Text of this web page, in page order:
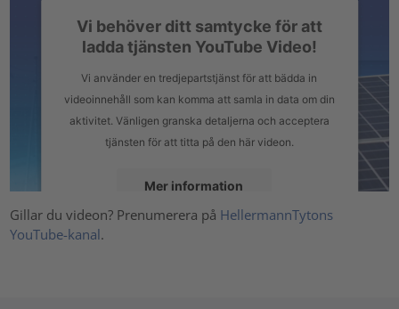
Vi behöver ditt samtycke för att
ladda tjänsten YouTube Video!
Vi använder en tredjepartstjänst för att bädda in
videoinnehåll som kan komma att samla in data om din
aktivitet. Vänligen granska detaljerna och acceptera
tjänsten för att titta på den här videon.
Mer information
Gillar du videon? Prenumerera på HellermannTytons
YouTube-kanal.